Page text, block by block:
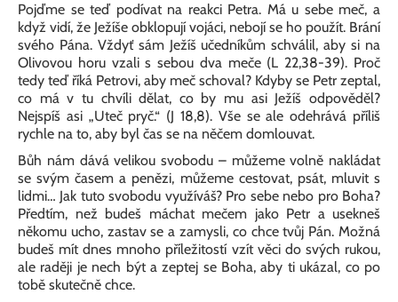
Pojďme se teď podívat na reakci Petra. Má u sebe meč, a
když vidí, že Ježíše obklopují vojáci, nebojí se ho použít. Brání
svého Pána. Vždyť sám Ježíš učedníkům schválil, aby si na
Olivovou horu vzali s sebou dva meče (L 22,38-39). Proč
tedy teď říká Petrovi, aby meč schoval? Kdyby se Petr zeptal,
co má v tu chvíli dělat, co by mu asi Ježíš odpověděl?
Nejspíš asi „Uteč pryč.“ (J 18,8). Vše se ale odehrává příliš
rychle na to, aby byl čas se na něčem domlouvat.
Bůh nám dává velikou svobodu – můžeme volně nakládat
se svým časem a penězi, můžeme cestovat, psát, mluvit s
lidmi… Jak tuto svobodu využíváš? Pro sebe nebo pro Boha?
Předtím, než budeš máchat mečem jako Petr a usekneš
někomu ucho, zastav se a zamysli, co chce tvůj Pán. Možná
budeš mít dnes mnoho příležitostí vzít věci do svých rukou,
ale raději je nech být a zeptej se Boha, aby ti ukázal, co po
tobě skutečně chce.